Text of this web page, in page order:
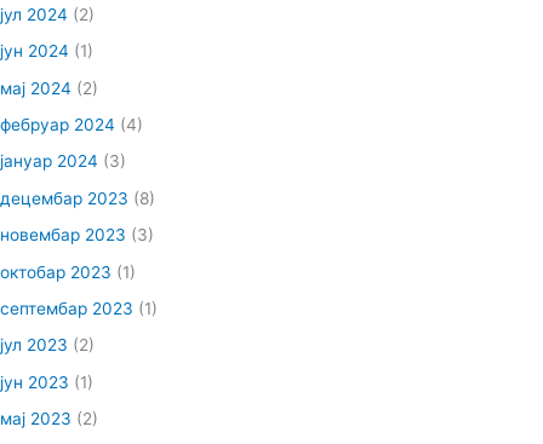
јул 2024 (2)
јун 2024 (1)
мај 2024 (2)
фебруар 2024 (4)
јануар 2024 (3)
децембар 2023 (8)
новембар 2023 (3)
октобар 2023 (1)
септембар 2023 (1)
јул 2023 (2)
јун 2023 (1)
мај 2023 (2)